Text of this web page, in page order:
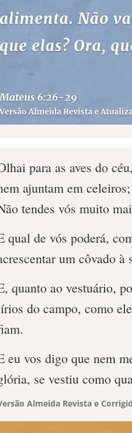
para as aves do
ajuntam em
tendes vós muito
qual de vós poderá,
um côvado à
quanto ao vestuário,
do campo, como
eu vos digo que nem
se vestiu como
Almeida Revista e